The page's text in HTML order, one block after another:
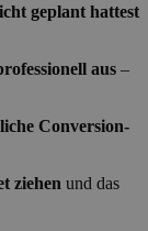
geplant hattest
aus –
Conversion-
ziehen und das